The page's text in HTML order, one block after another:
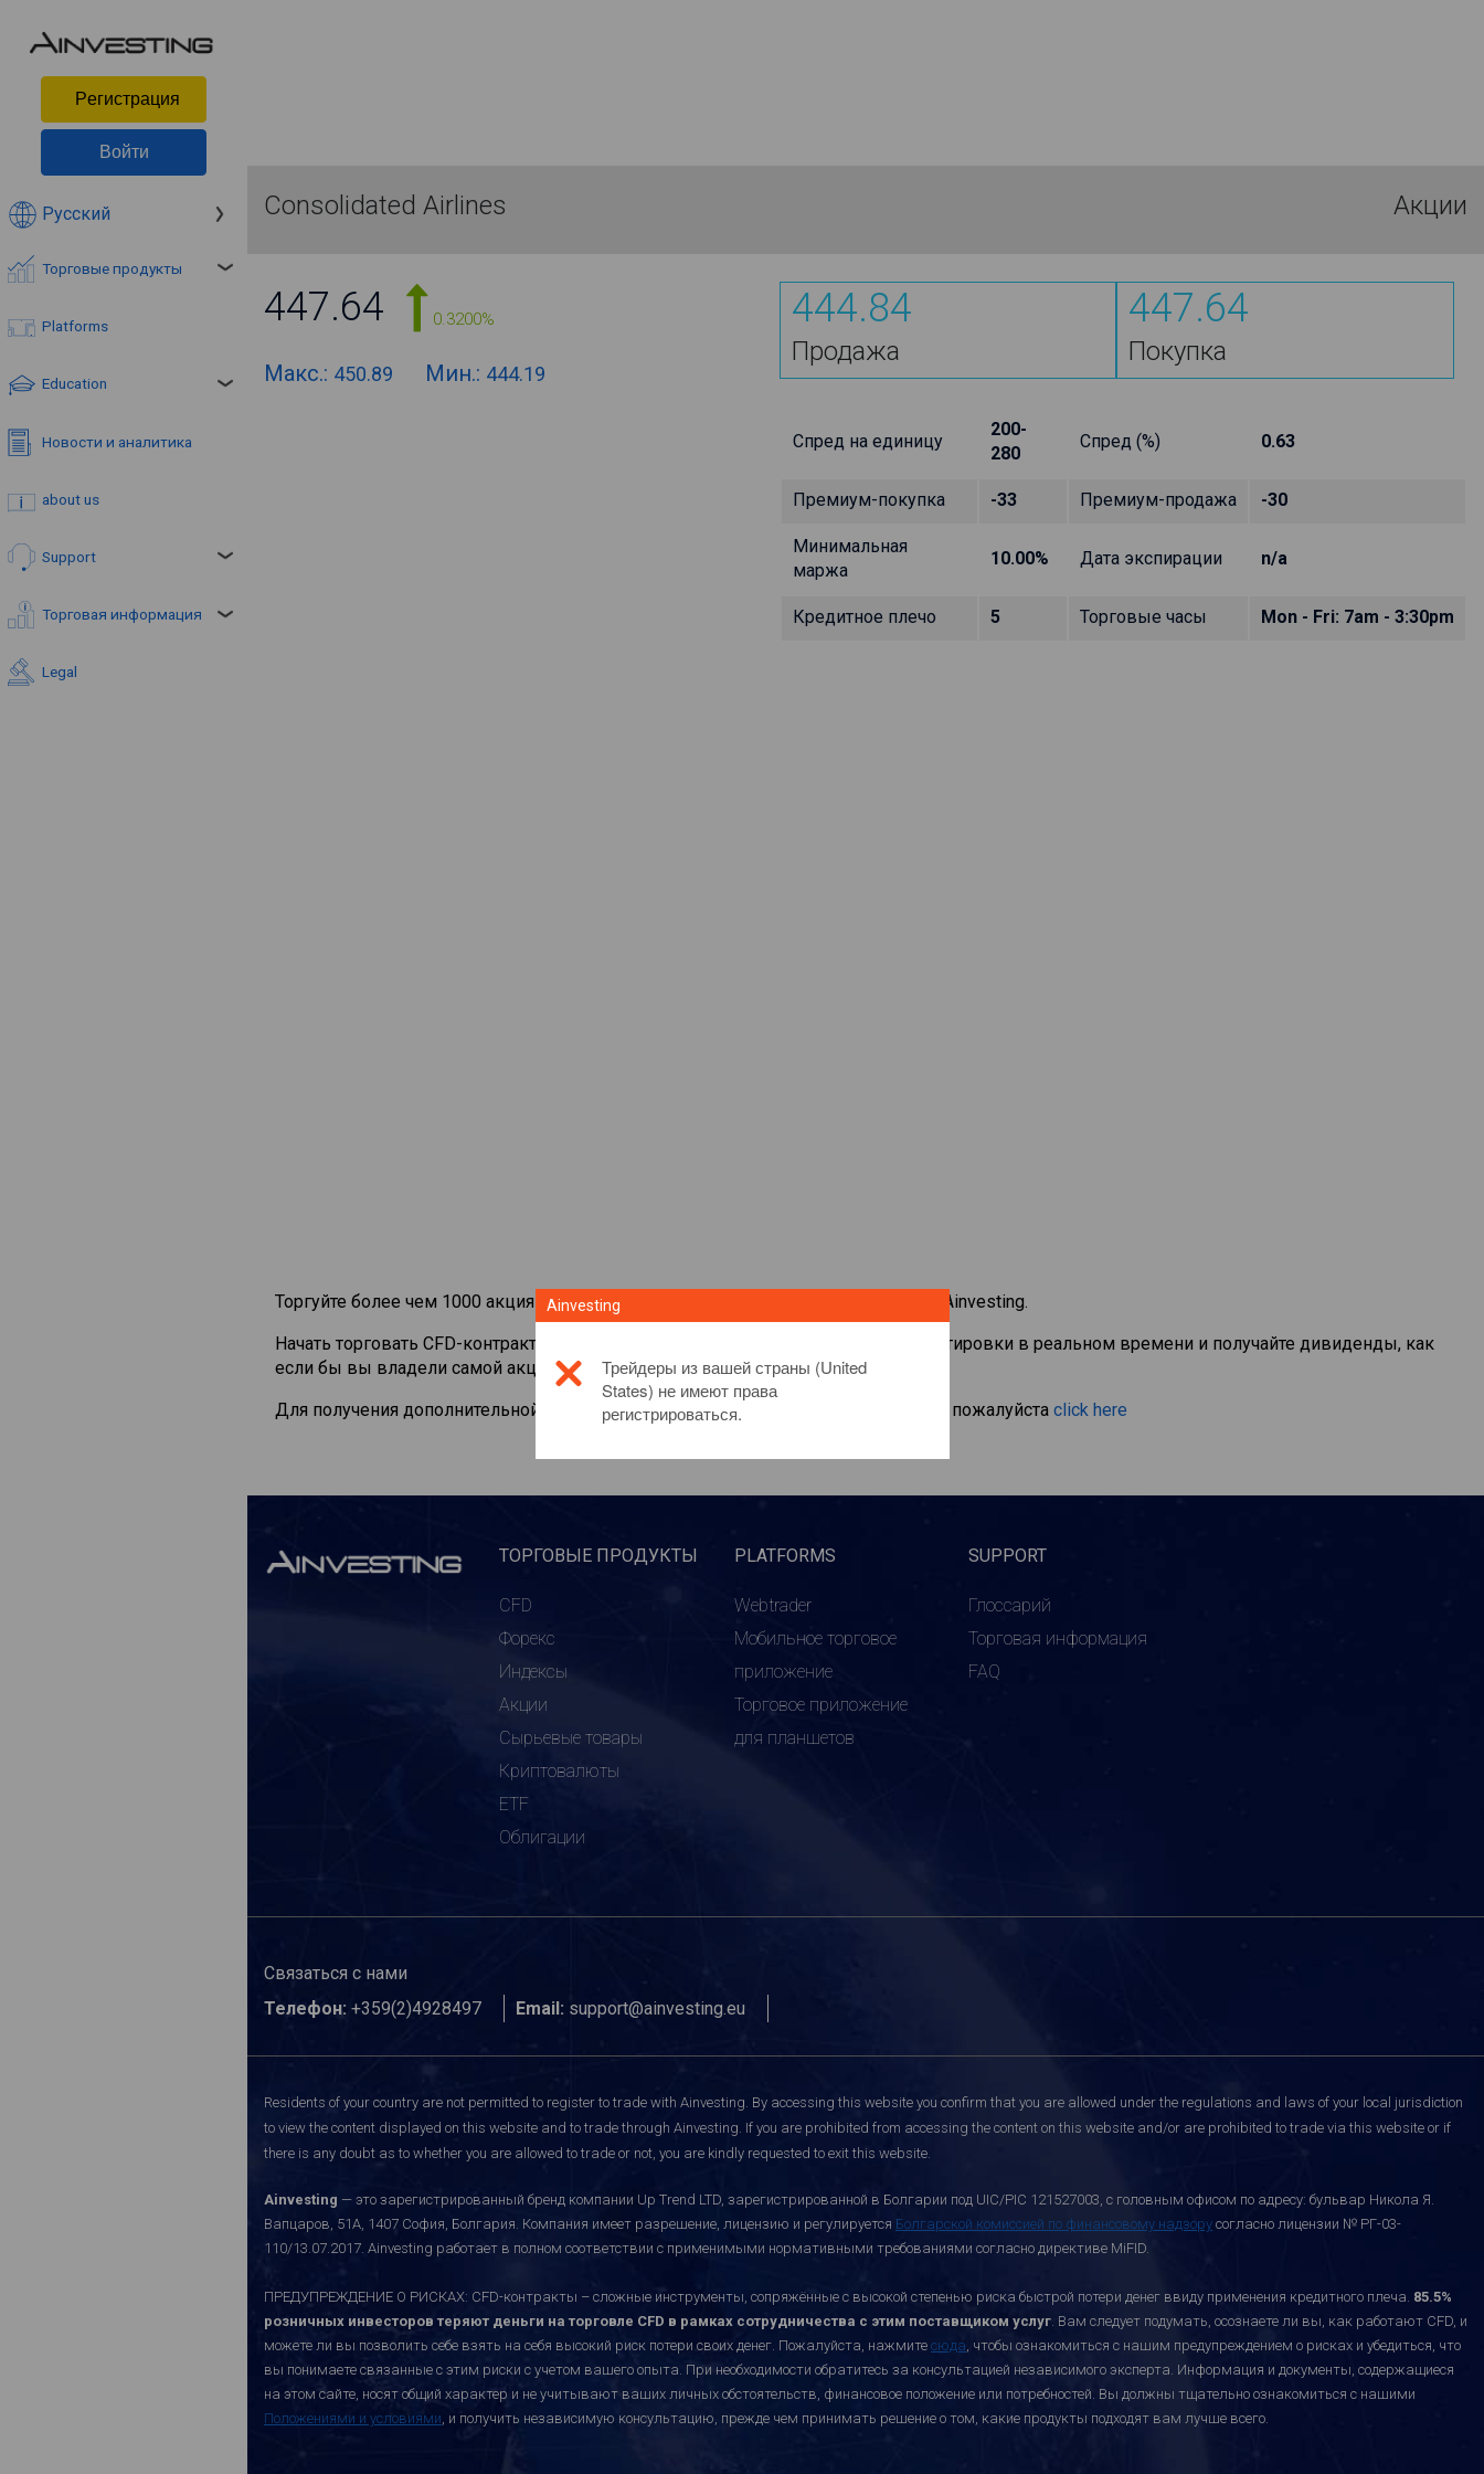
Pегистрация
Войти
Русский
Торговые продукты
Platforms
Education
Новости и аналитика
about us
Support
Торговая информация
Legal
Consolidated Airlines Акции
447.64 0.3200%
Макс.: 450.89 Мин.: 444.19
444.84
Продажа
447.64
Покупка
Спред на единицу
200-
280
Спред (%) 0.63
Премиум-покупка -33 Премиум-продажа -30
Минимальная
маржа
10.00% Дата экспирации n/a
Кредитное плечо 5 Торговые часы Mon - Fri: 7am - 3:30pm
Торгуйте более чем 1000 акциями со всего мира на торговой платформе CFD от Ainvesting.
Начать торговать CFD-контрактами на
. Просматривайте котировки в реальном времени и получайте дивиденды, как
если бы вы владели самой акцией.
Для получения дополнительной информации об этом инвестиционном продукте, пожалуйста click here
ТОРГОВЫЕ ПРОДУКТЫ
CFD
Форекс
Индексы
Акции
Сырьевые товары
Криптовалюты
ETF
Облигации
PLATFORMS
Webtrader
Мобильное торговое
приложение
Торговое приложение
для планшетов
SUPPORT
Глоссарий
Торговая информация
FAQ
Связаться с нами
Телефон: +359(2)4928497 Email: support@ainvesting.eu
Residents of your country are not permitted to register to trade with Ainvesting. By accessing this website you confirm that you are allowed under the regulations and laws of your local jurisdiction
to view the content displayed on this website and to trade through Ainvesting. If you are prohibited from accessing the content on this website and/or are prohibited to trade via this website or if
there is any doubt as to whether you are allowed to trade or not, you are kindly requested to exit this website.
Ainvesting — это зарегистрированный бренд компании Up Trend LTD, зарегистрированной в Болгарии под UIC/PIC 121527003, с головным офисом по адресу: бульвар Никола Я.
Вапцаров, 51A, 1407 София, Болгария. Компания имеет разрешение, лицензию и регулируется Болгарской комиссией по финансовому надзору согласно лицензии № РГ-03-
110/13.07.2017. Ainvesting работает в полном соответствии с применимыми нормативными требованиями согласно директиве MiFID.
ПРЕДУПРЕЖДЕНИЕ О РИСКАХ: CFD-контракты – сложные инструменты, сопряжённые с высокой степенью риска быстрой потери денег ввиду применения кредитного плеча. 85.5%
розничных инвесторов теряют деньги на торговле CFD в рамках сотрудничества с этим поставщиком услуг. Вам следует подумать, осознаете ли вы, как работают CFD, и
можете ли вы позволить себе взять на себя высокий риск потери своих денег. Пожалуйста, нажмите сюда, чтобы ознакомиться с нашим предупреждением о рисках и убедиться, что
вы понимаете связанные с этим риски с учетом вашего опыта. При необходимости обратитесь за консультацией независимого эксперта. Информация и документы, содержащиеся
на этом сайте, носят общий характер и не учитывают ваших личных обстоятельств, финансовое положение или потребностей. Вы должны тщательно ознакомиться с нашими
Положениями и условиями, и получить независимую консультацию, прежде чем принимать решение о том, какие продукты подходят вам лучше всего.
Ainvesting
Трейдеры из вашей страны (United
States) не имеют права
регистрироваться.